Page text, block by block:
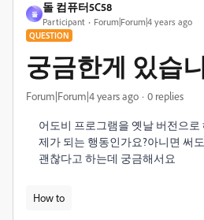
돌
돌 컴퓨터5C58
Participant Forum|Forum|4 years ago
QUESTION
궁금한게 있습
Forum|Forum|4 years ago 0 replies
어도비 프로그램을 옛날 버전으로
제가 되는 행동인가요?아니면 써
괜찮다고 하는데 궁금해서요
How to